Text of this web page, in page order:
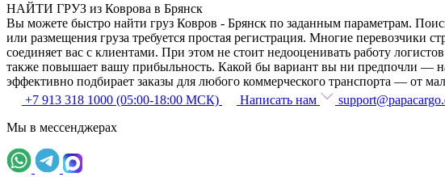
НАЙТИ ГРУЗ из Коврова в Брянск
Вы можете быстро найти груз Ковров - Брянск по заданным параметрам.
или размещения груза требуется простая регистрация. Многие перевозчики
соединяет вас с клиентами. При этом не стоит недооценивать работу
также повышает вашу прибыльность. Какой бы вариант вы ни предпочли —
эффективно подбирает заказы для любого коммерческого транспорта — от
+7 913 318 1000 (05:00-18:00 МСК)
Написать нам
Мы в мессенджерах